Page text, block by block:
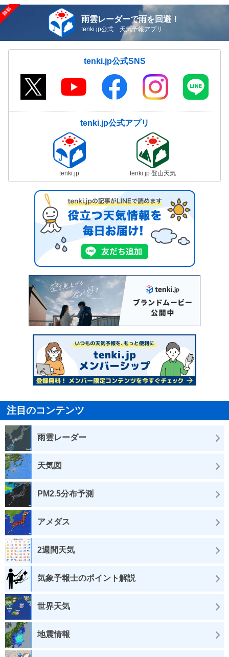
雨雲レーダーで雨を回避！
tenki.jp公式 天気予報アプリ
tenki.jp公式SNS
tenki.jp公式アプリ
tenki.jp tenki.jp 登山天気
注目のコンテンツ
雨雲レーダー
天気図
PM2.5分布予測
アメダス
2週間天気
気象予報士のポイント解説
世界天気
地震情報